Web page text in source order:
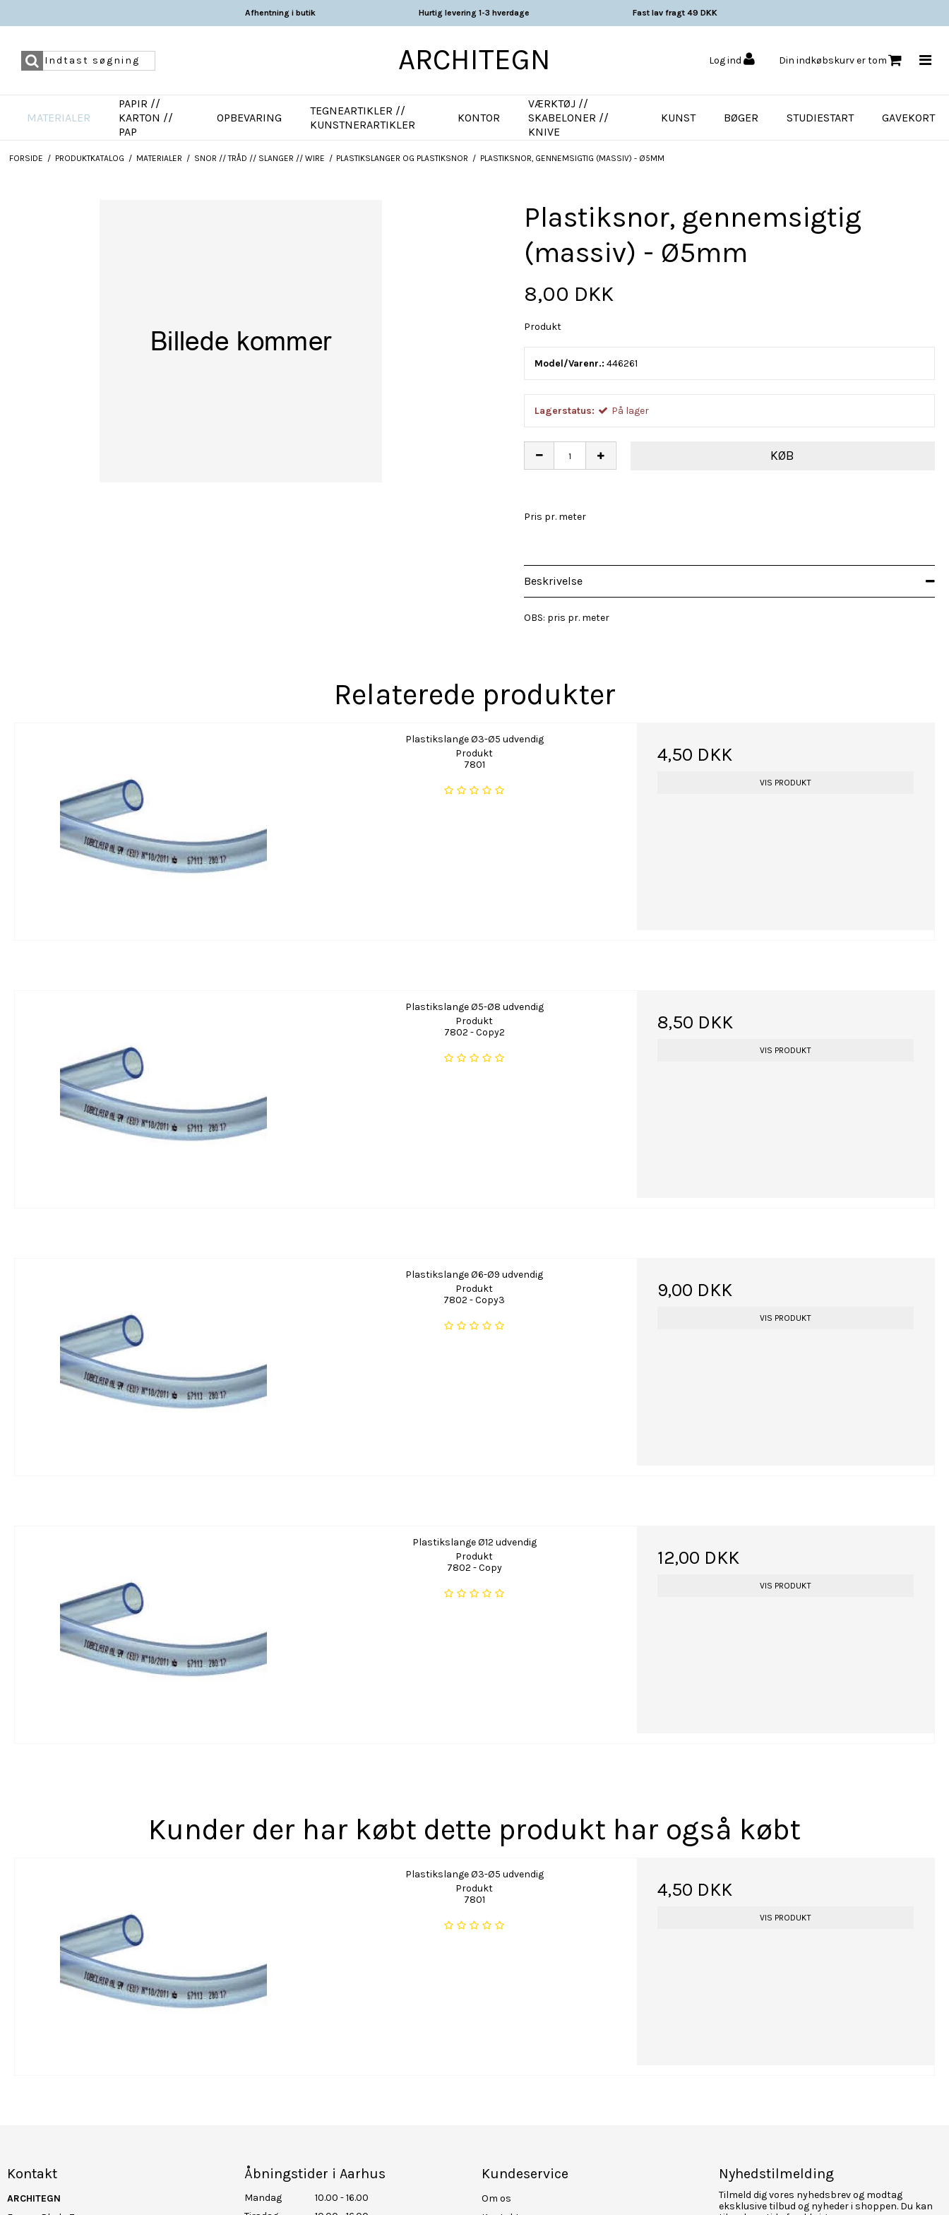
Afhentning i butik Hurtig levering 1-3 hverdage Fast lav fragt 49 DKK
ARCHITEGN Log ind Din indkøbskurv er tom
MATERIALER
PAPIR //
KARTON //
PAP
OPBEVARING
TEGNEARTIKLER //
KUNSTNERARTIKLER
KONTOR
VÆRKTØJ //
SKABELONER //
KNIVE
KUNST BØGER STUDIESTART GAVEKORT
FORSIDE / PRODUKTKATALOG / MATERIALER / SNOR // TRÅD // SLANGER // WIRE / PLASTIKSLANGER OG PLASTIKSNOR / PLASTIKSNOR, GENNEMSIGTIG (MASSIV) - Ø5MM
Plastiksnor, gennemsigtig
(massiv) - Ø5mm
8,00 DKK
Produkt
Model/Varenr.: 446261
Lagerstatus: På lager
KØB
Pris pr. meter
Beskrivelse
OBS: pris pr. meter
Relaterede produkter
Plastikslange Ø3-Ø5 udvendig
Produkt
7801
4,50 DKK
VIS PRODUKT
Plastikslange Ø5-Ø8 udvendig
Produkt
7802 - Copy2
8,50 DKK
VIS PRODUKT
Plastikslange Ø6-Ø9 udvendig
Produkt
7802 - Copy3
9,00 DKK
VIS PRODUKT
Plastikslange Ø12 udvendig
Produkt
7802 - Copy
12,00 DKK
VIS PRODUKT
Kunder der har købt dette produkt har også købt
Plastikslange Ø3-Ø5 udvendig
Produkt
7801
4,50 DKK
VIS PRODUKT
Kontakt
ARCHITEGN
Åbningstider i Aarhus
Mandag
10.00 - 16.00
Kundeservice
Om os
Nyhedstilmelding
Tilmeld dig vores nyhedsbrev og modtag
eksklusive tilbud og nyheder i shoppen. Du kan